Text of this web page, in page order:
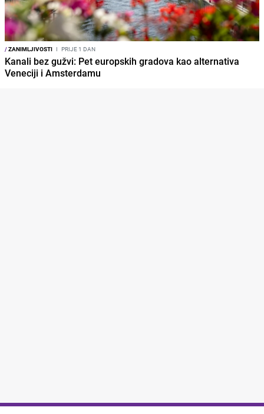
/ZANIMLJIVOSTI I PRIJE 1 DAN
Kanali bez gužvi: Pet europskih gradova kao alternativa
Veneciji i Amsterdamu